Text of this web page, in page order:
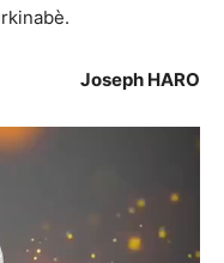
Joseph HARO